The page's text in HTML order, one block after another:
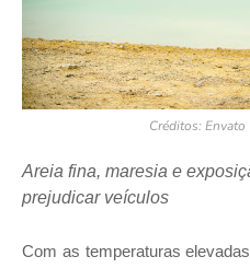
Créditos: Envato
Areia fina, maresia e
prejudicar veículos
Com as temperaturas